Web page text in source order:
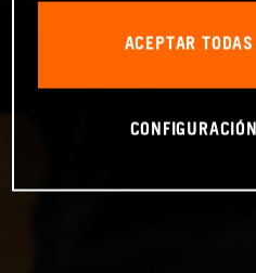
ACEPTAR